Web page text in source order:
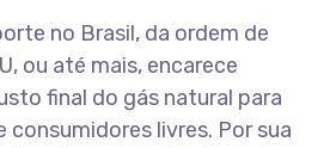
no Brasil, da ordem de
ou até mais, encarece
final do gás natural para
consumidores livres. Por sua